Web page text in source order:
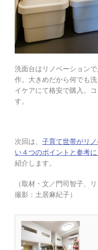
洗面台はリノベーション
作。大きめだから何でも
イケアにて格安で購入。
す。
次回は、 子育て世帯がリ
い４つのポイントと参考
紹介します。
（取材・文／門司智子、
撮影：土居麻紀子）